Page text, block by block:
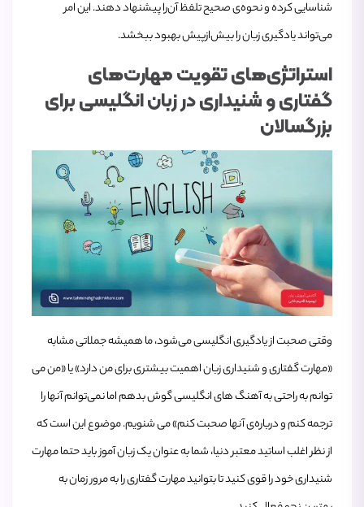
شناسایی کرده و نحوه‌ی صحیح تلفظ آن‌را پیشنهاد دهند. این امر
می‌تواند یادگیری زبان را بیش‌از‌پیش بهبود ببخشد.
استراتژی‌های تقویت مهارت‌های
گفتاری و شنیداری در زبان انگلیسی برای
بزرگسالان
وقتی صحبت از یادگیری انگلیسی می‌شود، ما همیشه جملاتی مشابه
«مهارت گفتاری و شنیداری زبان اهمیت بیشتری برای من دارد» یا «من می
‌توانم به راحتی به آهنگ‌ های انگلیسی گوش بدهم اما نمی‌توانم آنها را
ترجمه کنم و درباره‌ی آنها صحبت کنم» می‌ شنویم. موضوع این است که
از نظر اغلب اساتید معتبر دنیا، شما به عنوان یک زبان آموز باید حتما مهارت
شنیداری خود را قوی کنید تا بتوانید مهارت گفتاری را به مرور زمان به